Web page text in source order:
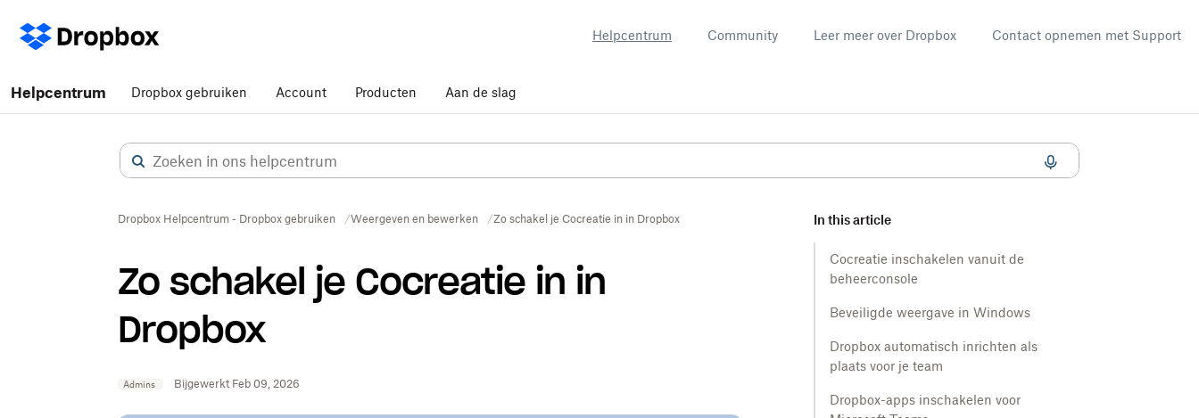
Helpcentrum Community Leer meer over Dropbox Contact opnemen met Support
Helpcentrum Dropbox gebruiken Account Producten Aan de slag
Dropbox Helpcentrum - Dropbox gebruiken Weergeven en bewerken Zo schakel je Cocreatie in in Dropbox
Zo schakel je Cocreatie in in
Dropbox
Admins Bijgewerkt Feb 09, 2026
In this article
Cocreatie inschakelen vanuit de
beheerconsole
Beveiligde weergave in Windows
Dropbox automatisch inrichten als
plaats voor je team
Dropbox-apps inschakelen voor